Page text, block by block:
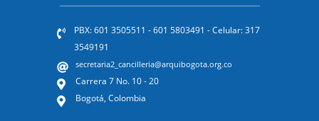
PBX: 601 3505511 - 601 5803491 - Celular: 317
3549191
secretaria2_cancilleria@arquibogota.org.co
Carrera 7 No. 10 - 20
Bogotá, Colombia